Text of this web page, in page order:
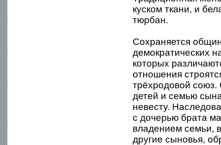
куском ткани, и
тюрбан.
Сохраняется
демократических
которых
отношения
трёхродовой союз.
детей и семью
невесту.
с дочерью брата
владением семьи,
другие сыновья,